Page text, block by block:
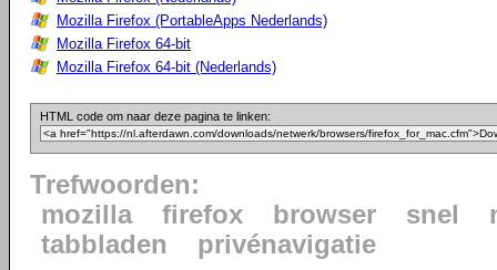
Mozilla Firefox (PortableApps Nederlands)
Mozilla Firefox 64-bit
Mozilla Firefox 64-bit (Nederlands)
HTML code om naar deze pagina te linken:
Trefwoorden:
mozilla
firefox browser snel
tabbladen
privénavigatie